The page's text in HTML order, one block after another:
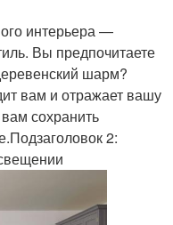
интерьера —
Вы предпочитаете
шарм?
вам и отражает вашу
сохранить
2: